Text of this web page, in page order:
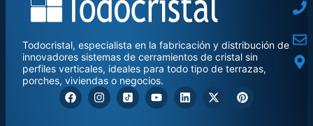
Todocristal, especialista en la fabricación y distribución de
innovadores sistemas de cerramientos de cristal sin
perfiles verticales, ideales para todo tipo de terrazas,
porches, viviendas o negocios.